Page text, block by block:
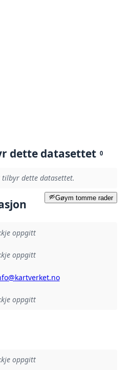
dette datasettet 0
dette datasettet.
Gøym tomme rader
oppgitt
oppgitt
oppgitt
oppgitt